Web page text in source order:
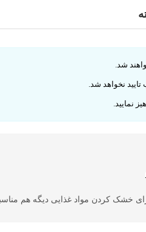
شد.
نخواهد شد.
نمایید.
خشک کردن مواد غذایی دیگه هم